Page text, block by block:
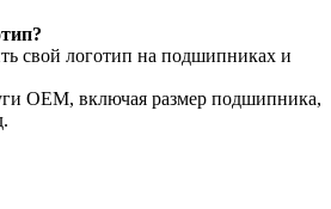
свой логотип на подшипниках и
OEM, включая размер подшипника,